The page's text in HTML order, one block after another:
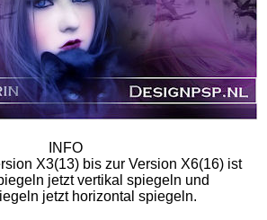
INFO
X3(13) bis zur Version X6(16) ist
jetzt vertikal spiegeln und
jetzt horizontal spiegeln.